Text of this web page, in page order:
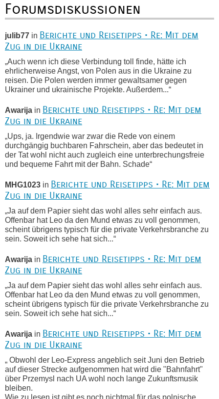
Forumsdiskussionen
julib77 in Berichte und Reisetipps • Re: Mit dem
Zug in die Ukraine
„Auch wenn ich diese Verbindung toll finde, hätte ich
ehrlicherweise Angst, von Polen aus in die Ukraine zu
reisen. Die Polen werden immer gewaltsamer gegen
Ukrainer und ukrainische Projekte. Außerdem...“
Awarija in Berichte und Reisetipps • Re: Mit dem
Zug in die Ukraine
„Ups, ja. Irgendwie war zwar die Rede von einem
durchgängig buchbaren Fahrschein, aber das bedeutet in
der Tat wohl nicht auch zugleich eine unterbrechungsfreie
und bequeme Fahrt mit der Bahn. Schade“
MHG1023 in Berichte und Reisetipps • Re: Mit dem
Zug in die Ukraine
„Ja auf dem Papier sieht das wohl alles sehr einfach aus.
Offenbar hat Leo da den Mund etwas zu voll genommen,
scheint übrigens typisch für die private Verkehrsbranche zu
sein. Soweit ich sehe hat sich...“
Awarija in Berichte und Reisetipps • Re: Mit dem
Zug in die Ukraine
„Ja auf dem Papier sieht das wohl alles sehr einfach aus.
Offenbar hat Leo da den Mund etwas zu voll genommen,
scheint übrigens typisch für die private Verkehrsbranche zu
sein. Soweit ich sehe hat sich...“
Awarija in Berichte und Reisetipps • Re: Mit dem
Zug in die Ukraine
„ Obwohl der Leo-Express angeblich seit Juni den Betrieb
auf dieser Strecke aufgenommen hat wird die "Bahnfahrt"
über Przemysl nach UA wohl noch lange Zukunftsmusik
bleiben.
Wie zu lesen ist gibt es noch nichtmal für das polnische